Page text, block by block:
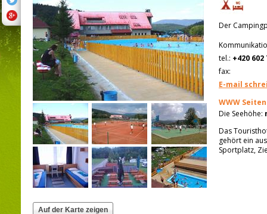
Der
tel.: +420 602
fax:
E-mail
WWW Seiten
Die Seehöhe:
Das
gehört ein
Sportplatz,